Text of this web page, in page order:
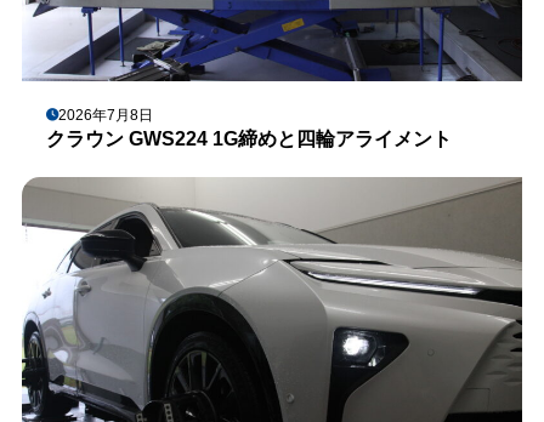
2026年7月8日
クラウン GWS224 1G締めと四輪アライメント